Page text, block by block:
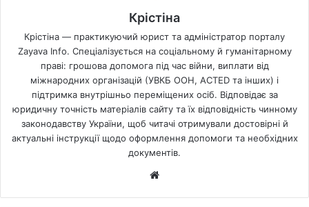
Крістіна
Крістіна — практикуючий юрист та адміністратор порталу
Zayava Info. Спеціалізується на соціальному й гуманітарному
праві: грошова допомога під час війни, виплати від
міжнародних організацій (УВКБ ООН, ACTED та інших) і
підтримка внутрішньо переміщених осіб. Відповідає за
юридичну точність матеріалів сайту та їх відповідність чинному
законодавству України, щоб читачі отримували достовірні й
актуальні інструкції щодо оформлення допомоги та необхідних
документів.